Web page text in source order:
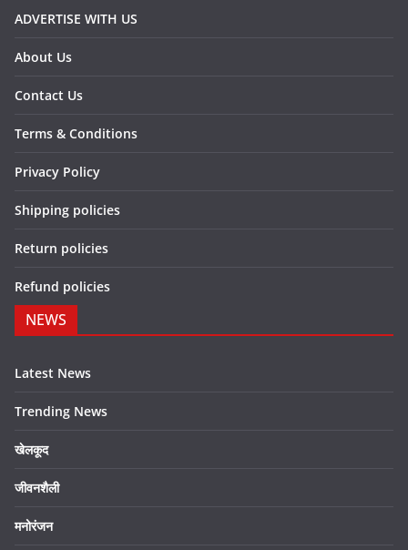
ADVERTISE WITH US
About Us
Contact Us
Terms & Conditions
Privacy Policy
Shipping policies
Return policies
Refund policies
NEWS
Latest News
Trending News
खेलकूद
जीवनशैली
मनोरंजन